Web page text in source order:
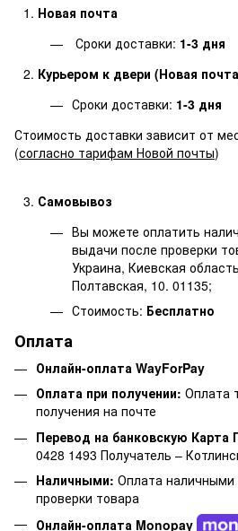
Новая почта
Сроки доставки: 1-3 дня
Курьером к двери (Новая
Сроки доставки: 1-3 дня
Стоимость доставки зависит от
(согласно тарифам Новой почты)
Самовывоз
Вы можете оплатить
выдачи после проверки
Украина, Киевская
Полтавская, 10. 01135;
Стоимость: Бесплатно
Оплата
Онлайн-оплата WayForPay
Оплата при получении: Оплата
получения на почте
Перевод на банковскую Карта
0428 1493 Получатель –
Наличными: Оплата наличными
проверки товара
Онлайн-оплата Monopay